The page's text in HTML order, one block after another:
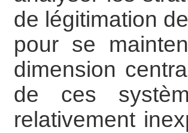
de légitimation
pour se
dimension
de ces
relativement